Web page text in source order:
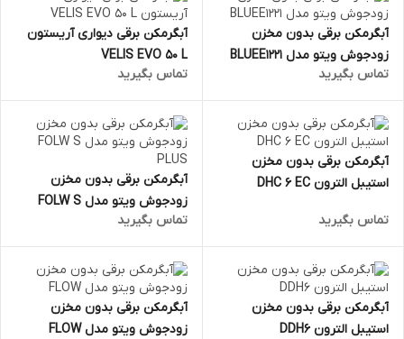
آبگرمکن برقی بدون مخزن
زودجوش ویتو مدل BLUEE1221
تماس بگیرید
آبگرمکن برقی دیواری آریستون
VELIS EVO 50 L
تماس بگیرید
آبگرمکن برقی بدون مخزن
استیبل الترون DHC 6 EC
تماس بگیرید
آبگرمکن برقی بدون مخزن
زودجوش ویتو مدل FOLW S
PLUS
تماس بگیرید
آبگرمکن برقی بدون مخزن
استیبل الترون DDH6
آبگرمکن برقی بدون مخزن
زودجوش ویتو مدل FLOW